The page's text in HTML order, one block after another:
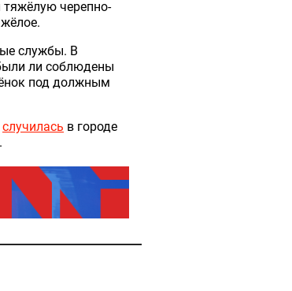
черепно-
службы. В
ли соблюдены
под должным
случилась в городе